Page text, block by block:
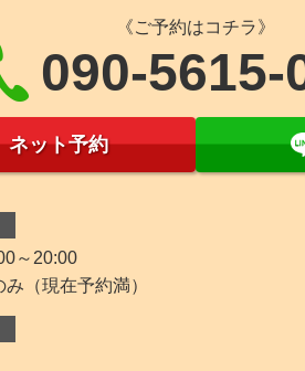
《ご予約はコチラ》
090-5615-
ネット予約
～20:00
（現在予約満）